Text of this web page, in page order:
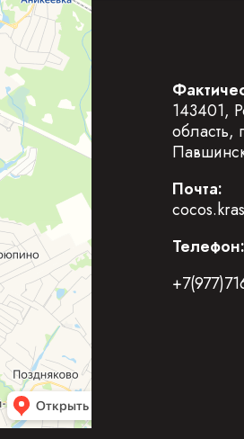
143401,
область,
Почта:
Телефон: